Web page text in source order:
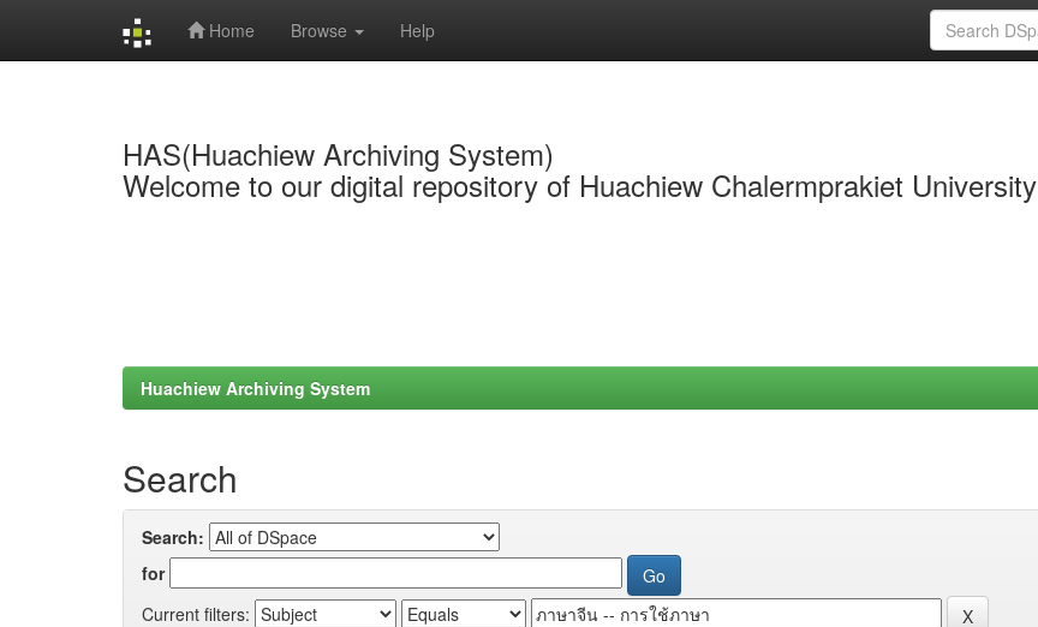
Home Browse Help
HAS(Huachiew Archiving System)
Welcome to our digital repository of Huachiew Chalermprakiet University
Huachiew Archiving System
Search
Search:
for
Current filters: